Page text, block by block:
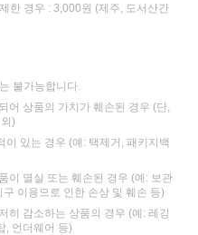
한 경우 : 3,000원 (제주, 도서산간
불가능합니다.
어 상품의 가치가 훼손된 경우 (단,
)
있는 경우 (예: 택제거, 패키지백
이 멸실 또는 훼손된 경우 (예: 보관
이용으로 인한 손상 및 훼손 등)
히 감소하는 상품의 경우 (예: 레깅
, 언더웨어 등)